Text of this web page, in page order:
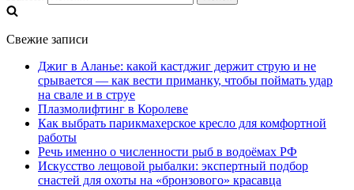
Свежие записи
Джиг в Аланье: какой кастджиг держит струю и не
срывается — как вести приманку, чтобы поймать удар
на свале и в струе
Плазмолифтинг в Королеве
Как выбрать парикмахерское кресло для комфортной
работы
Речь именно о численности рыб в водоёмах РФ
Искусство лещовой рыбалки: экспертный подбор
снастей для охоты на «бронзового» красавца